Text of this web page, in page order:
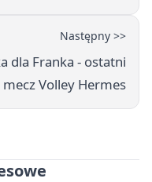
Następny >>
dla Franka - ostatni
Volley Hermes